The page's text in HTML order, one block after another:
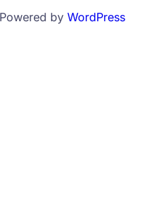
Powered by WordPress